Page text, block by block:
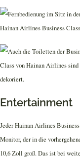
Entertainment
Jeder Hainan Airlines
Monitor, der in die
10,6 Zoll groß. Das ist bei